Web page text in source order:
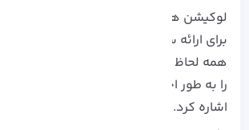
لوکیشن های متنوع و زیادی وجود دارد
برای ارائه سرور مجازی
دارند ولی در واقع
همه لحاظ متمایز از بقیه بوده و سرویس
را به طور اختصار می توان به هلند، آلمان،
اشاره کرد.